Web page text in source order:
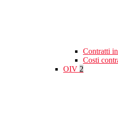
Contratti
Costi
OIV 2